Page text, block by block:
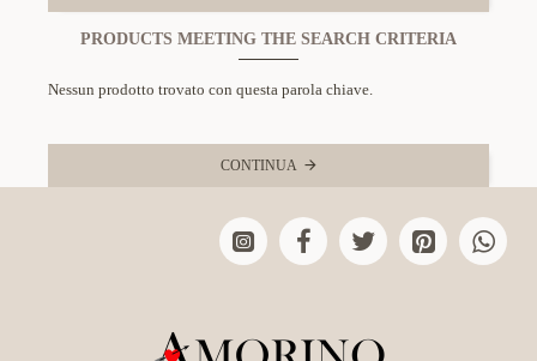
PRODUCTS MEETING THE SEARCH CRITERIA
Nessun prodotto trovato con questa parola chiave.
CONTINUA